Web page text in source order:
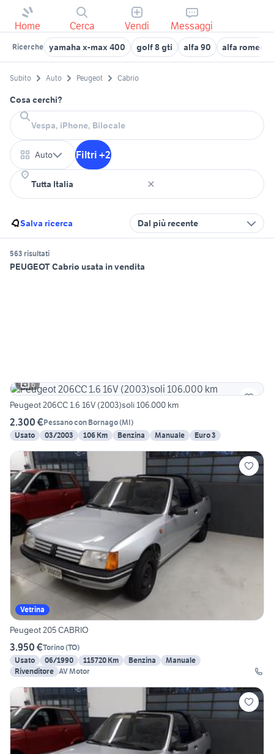
Home Cerca Vendi Messaggi
Ricerche yamaha x-max 400 golf 8 gti alfa 90 alfa romeo
Subito Auto Peugeot Cabrio
Cosa cerchi?
Auto Filtri +2
Salva ricerca Dal più recente
563 risultati
PEUGEOT Cabrio usata in vendita
6
Peugeot 206CC 1.6 16V (2003)soli 106.000 km
2.300 €Pessano con Bornago(MI)
Usato
03/2003 106 Km Benzina Manuale Euro 3
Vetrina
Peugeot 205 CABRIO
3.950 €Torino(TO)
Usato
06/1990 115720 Km Benzina
Manuale
Rivenditore AV Motor